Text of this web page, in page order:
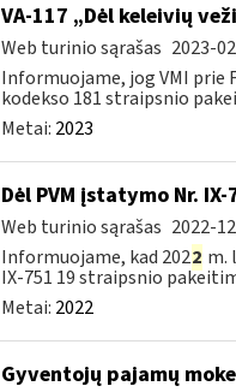
VA-117 „Dėl keleivių
Web turinio sąrašas 2023-
Informuojame, jog VMI prie
kodekso 181 straipsnio
Metai: 2023
Dėl PVM įstatymo Nr.
Web turinio sąrašas 2022-
Informuojame, kad 2022 m.
IX-751 19 straipsnio
Metai: 2022
Gyventojų pajamų